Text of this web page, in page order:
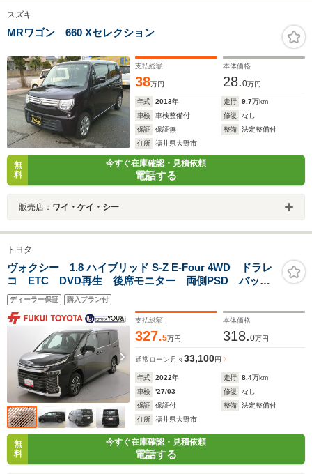
スズキ
MRワゴン 660 Xセレクション
支払総額
38万円
本体価格
28.0万円
年式 2013年 走行 9.7万km
車検
車検整備付 修復
なし
保証
保証無 整備
法定整備付
住所
福井県大野市
無
料
今すぐ在庫確認・見積依頼
電話する
販売店： ワイ・ケイ・シー
トヨタ
ヴォクシー 1.8 ハイブリッド S-Z E-Four 4WD ドラレ
コ ETC DVD再生 後席モニター 両側PSD バック
モニター ワンオーナー
ディーラー保証 購入プラン付
支払総額
327.5万円
本体価格
318.0万円
通常ローン 月々33,100円
年式 2022年 走行 8.4万km
車検
'27/03 修復
なし
保証
保証付 整備
法定整備付
住所
福井県大野市
無
料
今すぐ在庫確認・見積依頼
電話する